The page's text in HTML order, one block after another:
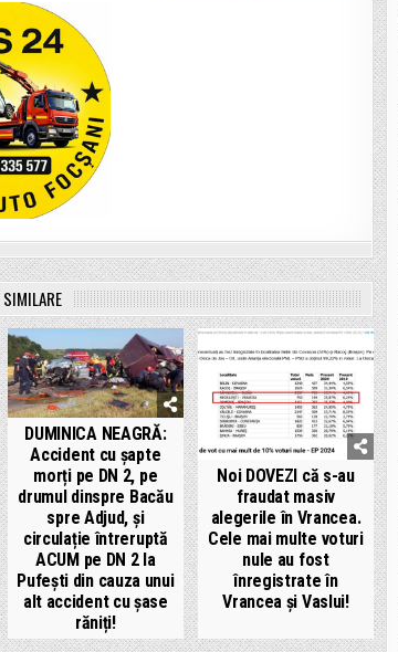
DUMINICA NEAGRĂ:
Accident cu șapte
morți pe DN 2, pe
drumul dinspre Bacău
spre Adjud, și
circulație întreruptă
ACUM pe DN 2 la
Pufești din cauza unui
alt accident cu șase
răniți!
Noi DOVEZI că s-au
fraudat masiv
alegerile în Vrancea.
Cele mai multe voturi
nule au fost
înregistrate în
Vrancea și Vaslui!